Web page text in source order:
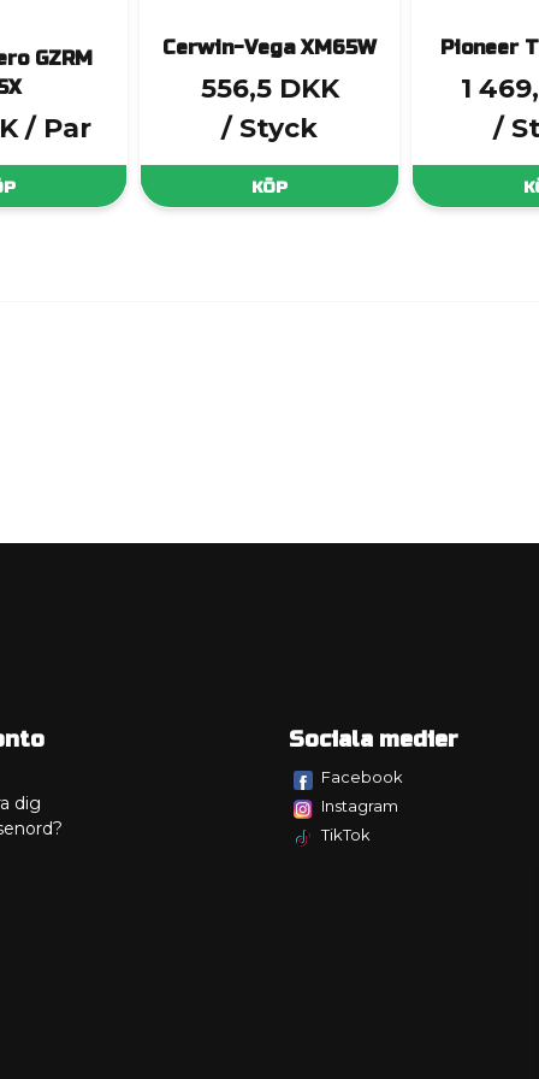
GZRM
/ Par
Cerwin-Vega XM65W
556,5 DKK
/ Styck
KÖP
Pioneer
1
/
dig
Sociala medier
Facebook
Instagram
TikTok